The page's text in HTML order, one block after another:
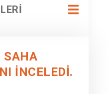
SAHA
İNCELEDİ.